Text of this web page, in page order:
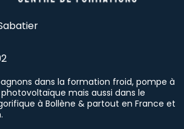
dans la formation froid, pompe à
mais aussi dans le
à Bollène & partout en France et